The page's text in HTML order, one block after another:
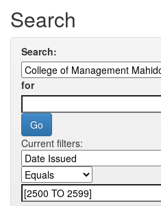
Search
Search:
for
Current filters: